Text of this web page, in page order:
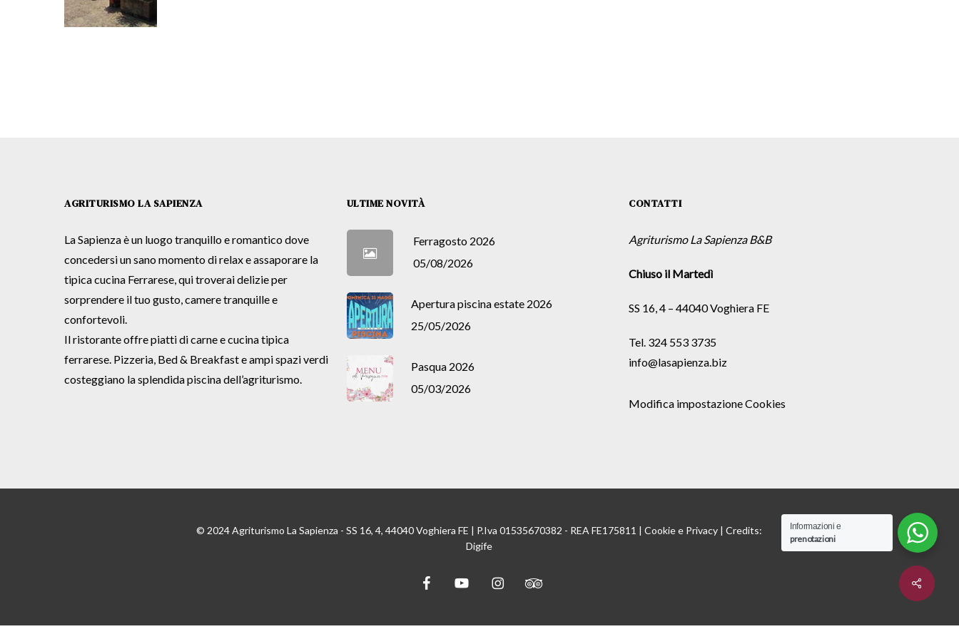
Share
AGRITURISMO LA SAPIENZA
La Sapienza è un luogo tranquillo e romantico dove
concedersi un sano momento di relax e assaporare la
tipica cucina Ferrarese, qui troverai delizie per
sorprendere il tuo gusto, camere tranquille e
confortevoli.
Il ristorante offre piatti di carne e cucina tipica
ferrarese. Pizzeria, Bed & Breakfast e ampi spazi verdi
costeggiano la splendida piscina dell’agriturismo.
ULTIME NOVITÀ
Ferragosto 2026
05/08/2026
Apertura piscina estate 2026
25/05/2026
Pasqua 2026
05/03/2026
CONTATTI
Agriturismo La Sapienza B&B
Chiuso il Martedì
SS 16, 4 – 44040 Voghiera FE
Tel. 324 553 3735
info@lasapienza.biz
Modifica impostazione Cookies
© 2024 Agriturismo La Sapienza - SS 16, 4, 44040 Voghiera FE | P.Iva 01535670382 - REA FE175811 |Cookiee Privacy | Credits:
Digife
facebookyoutube instagramtripadvisor
Informazioni e
prenotazioni